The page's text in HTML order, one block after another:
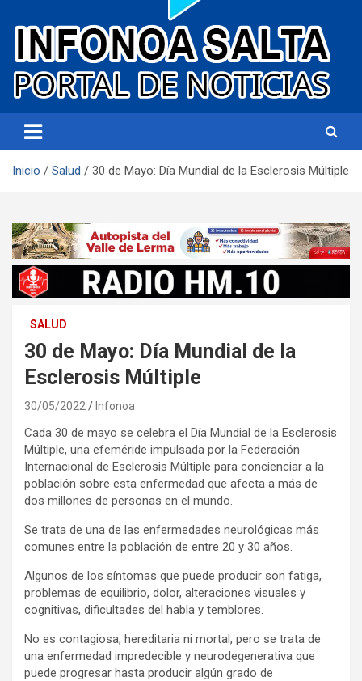
Infonoa Salta
Inicio Salud 30 de Mayo: Día Mundial de la Esclerosis Múltiple
SALUD
30 de Mayo: Día Mundial de la
Esclerosis Múltiple
30/05/2022 Infonoa
Cada 30 de mayo se celebra el Día Mundial de la Esclerosis
Múltiple, una efeméride impulsada por la Federación
Internacional de Esclerosis Múltiple para concienciar a la
población sobre esta enfermedad que afecta a más de
dos millones de personas en el mundo.
Se trata de una de las enfermedades neurológicas más
comunes entre la población de entre 20 y 30 años.
Algunos de los síntomas que puede producir son fatiga,
problemas de equilibrio, dolor, alteraciones visuales y
cognitivas, dificultades del habla y temblores.
No es contagiosa, hereditaria ni mortal, pero se trata de
una enfermedad impredecible y neurodegenerativa que
puede progresar hasta producir algún grado de